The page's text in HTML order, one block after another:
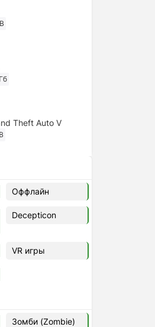
Theft Auto V
Director's Cut
[RePack
(2024)
Director's Cut
[Папка
Оффлайн
Decepticon
VR игры
Зомби (Zombie)